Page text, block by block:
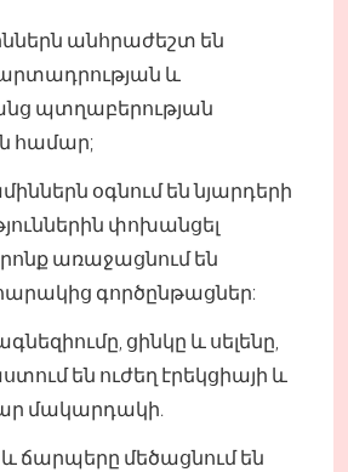
անհրաժեշտ են
և
պտղաբերության
համար;
օգնում են նյարդերի
փոխանցել
առաջացնում են
գործընթացներ:
ցինկը և սելենը,
են ուժեղ էրեկցիայի և
մակարդակի.
ճարպերը մեծացնում են